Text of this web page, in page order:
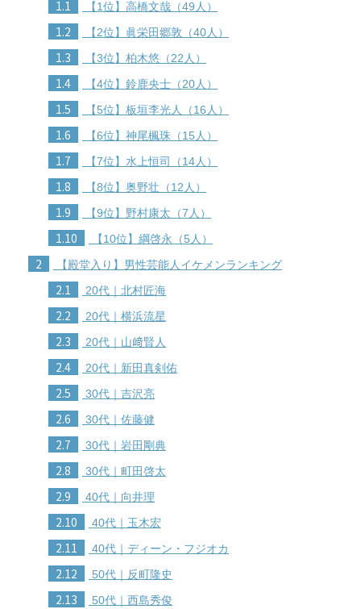
1.1 【1位】高橋文哉（49人）
1.2 【2位】眞栄田郷敦（40人）
1.3 【3位】柏木悠（22人）
1.4 【4位】鈴鹿央士（20人）
1.5 【5位】板垣李光人（16人）
1.6 【6位】神尾楓珠（15人）
1.7 【7位】水上恒司（14人）
1.8 【8位】奥野壮（12人）
1.9 【9位】野村康太（7人）
1.10 【10位】綱啓永（5人）
2 【殿堂入り】男性芸能人イケメンランキング
2.1 20代｜北村匠海
2.2 20代｜横浜流星
2.3 20代｜山﨑賢人
2.4 20代｜新田真剣佑
2.5 30代｜吉沢亮
2.6 30代｜佐藤健
2.7 30代｜岩田剛典
2.8 30代｜町田啓太
2.9 40代｜向井理
2.10 40代｜玉木宏
2.11 40代｜ディーン・フジオカ
2.12 50代｜反町隆史
2.13 50代｜西島秀俊